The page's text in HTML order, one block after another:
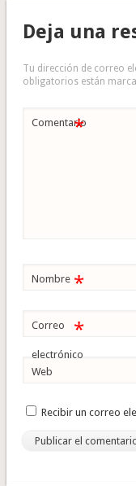
Deja una
Tu dirección de correo
obligatorios están
Comentario
*
Nombre *
Correo
electrónico
*
Web
Recibir un correo